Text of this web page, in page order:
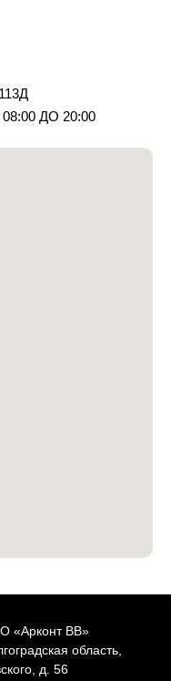
ДО 20:00
«Арконт ВВ»
область,
д. 56